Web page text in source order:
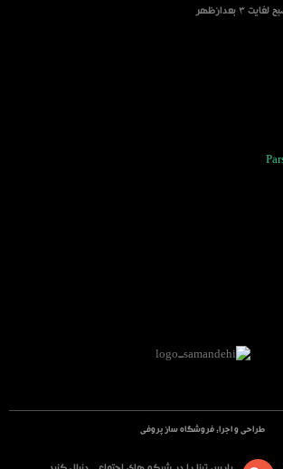
طراحی و اجرا:فروشگاه ساز پروفی